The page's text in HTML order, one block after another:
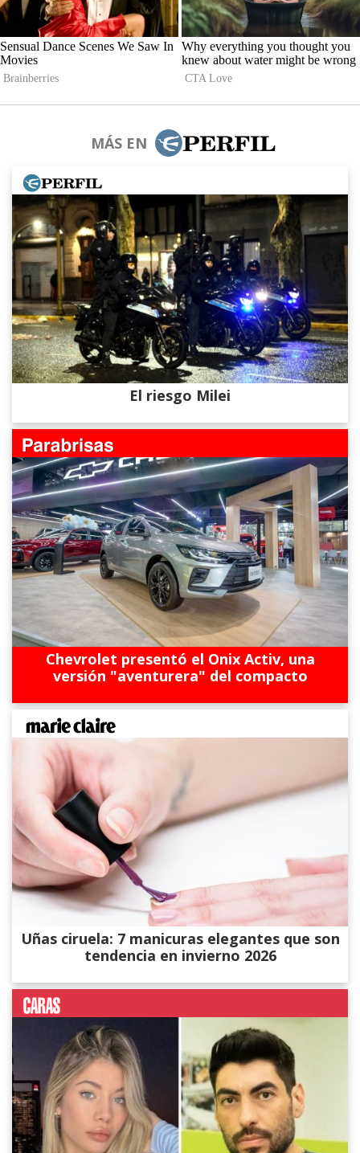
MÁS EN
El riesgo Milei
Chevrolet presentó el Onix Activ, una
versión "aventurera" del compacto
Uñas ciruela: 7 manicuras elegantes que son
tendencia en invierno 2026